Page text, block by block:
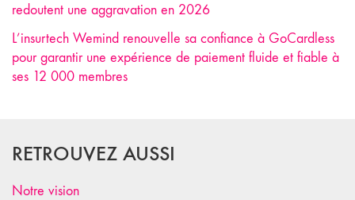
redoutent une aggravation en 2026
L’insurtech Wemind renouvelle sa confiance à GoCardless
pour garantir une expérience de paiement fluide et fiable à
ses 12 000 membres
RETROUVEZ AUSSI
Notre vision